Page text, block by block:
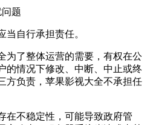
题
当自行承担责任。
为了整体运营的需要，有权在公
的情况下修改、中断、中止或终
方负责，苹果影视大全不承担任
在不稳定性，可能导致政府管